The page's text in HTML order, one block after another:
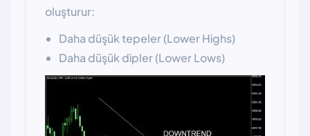
oluşturur:
Daha düşük tepeler (Lower Highs)
Daha düşük dipler (Lower Lows)